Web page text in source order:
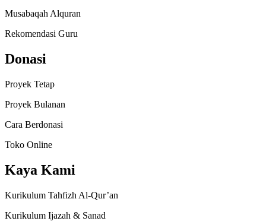
Musabaqah Alquran
Rekomendasi Guru
Donasi
Proyek Tetap
Proyek Bulanan
Cara Berdonasi
Toko Online
Kaya Kami
Kurikulum Tahfizh Al-Qur’an
Kurikulum Ijazah & Sanad